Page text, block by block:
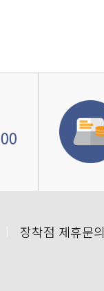
장착점 제휴문의